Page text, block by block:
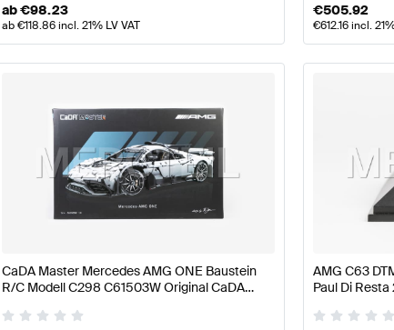
ab€98.23
ab€118.86incl. 21% LV VAT
€505.92
€612.16incl.
CaDA Master Mercedes AMG ONE Baustein
R/C Modell C298 C61503W Original CaDA
AMG C63
Paul Di